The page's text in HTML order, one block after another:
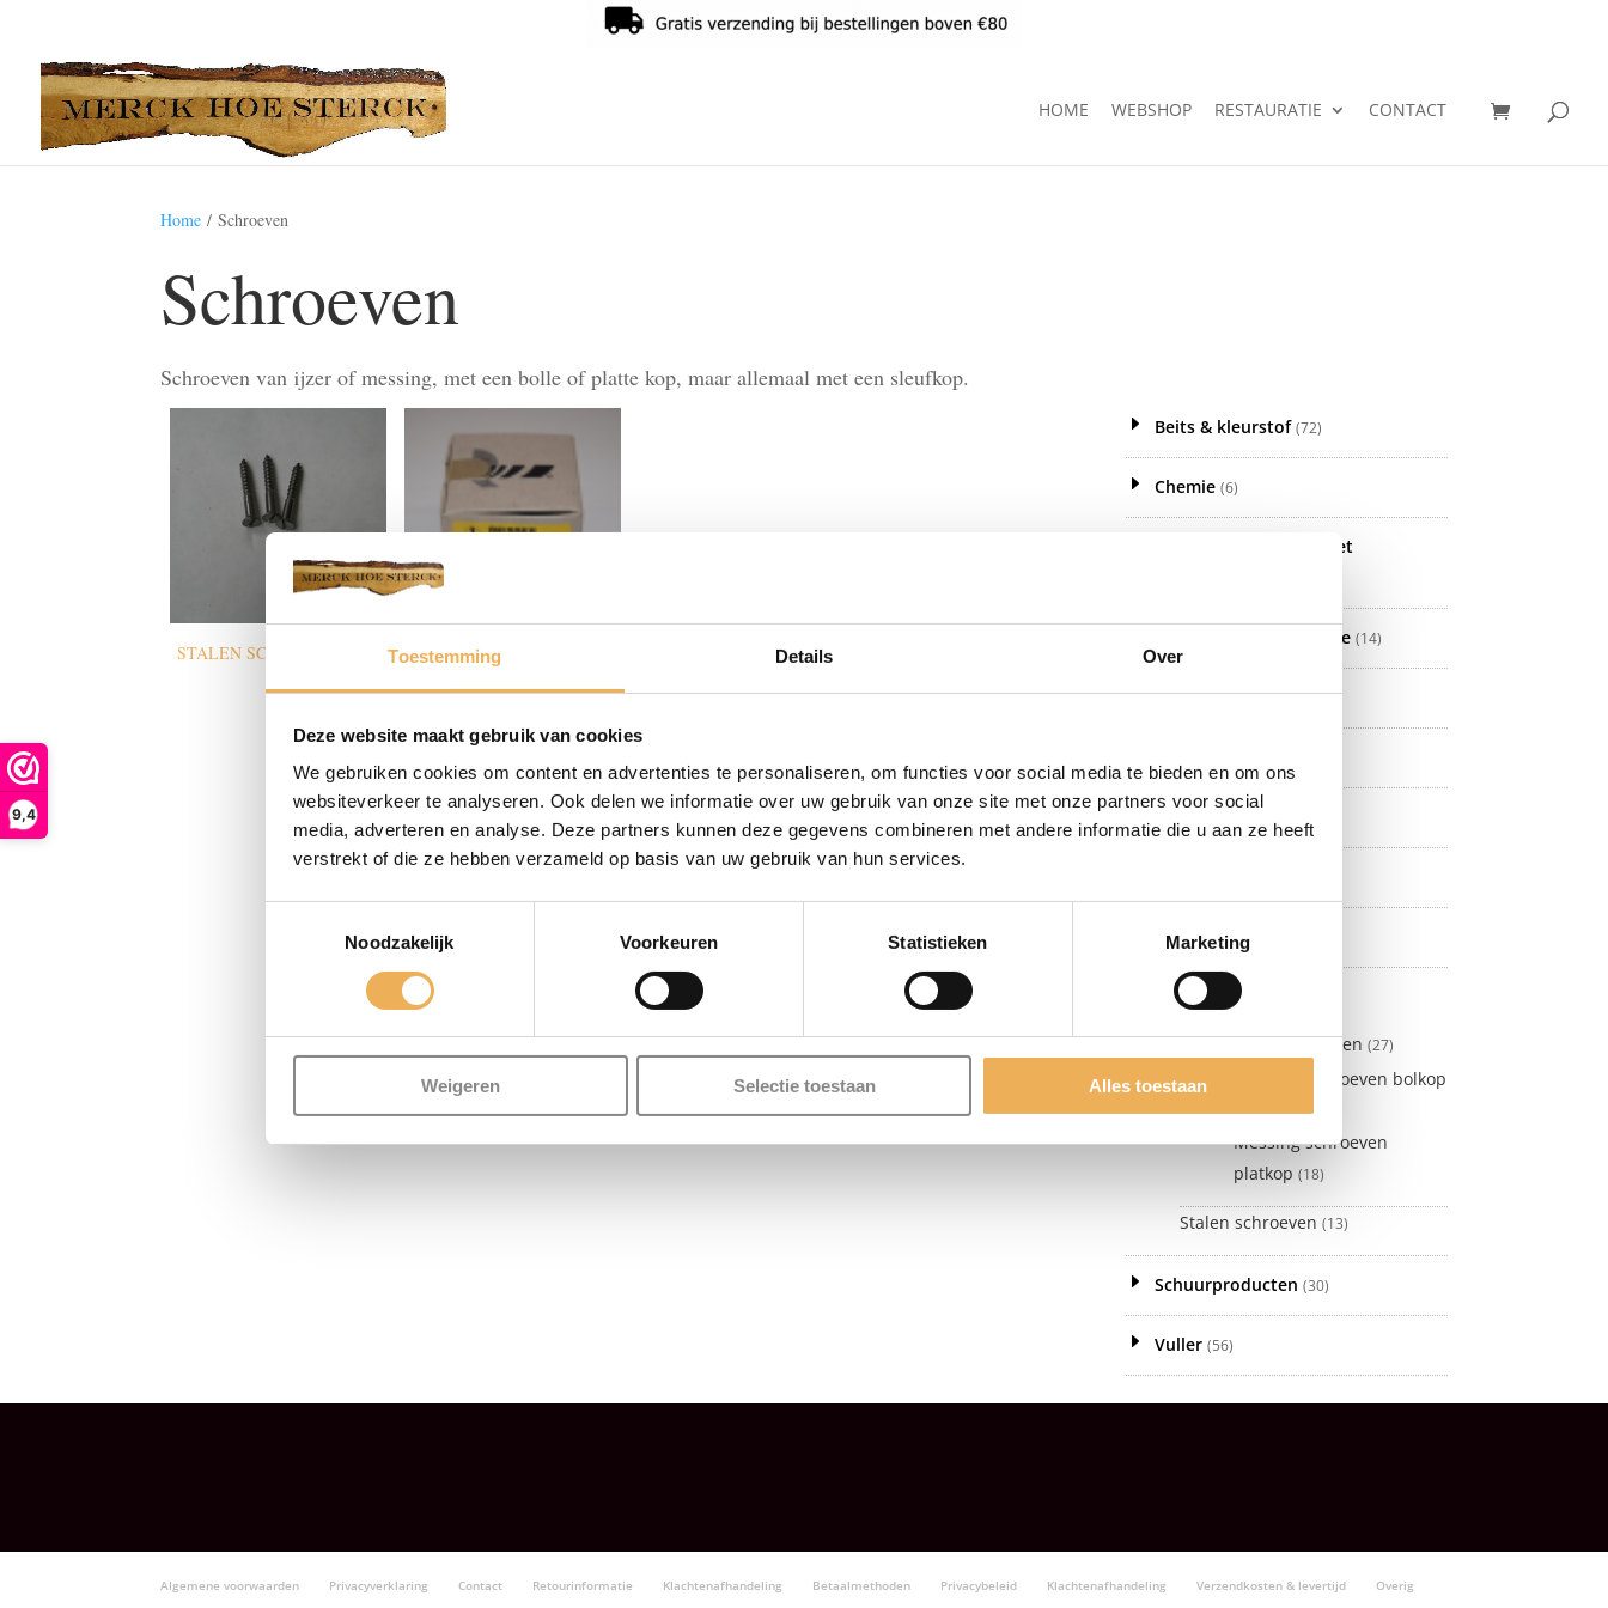
Toestemming Details Over
Deze website maakt gebruik van cookies
We gebruiken cookies om content en advertenties te personaliseren, om functies voor social media te bieden en om ons
websiteverkeer te analyseren. Ook delen we informatie over uw gebruik van onze site met onze partners voor social
media, adverteren en analyse. Deze partners kunnen deze gegevens combineren met andere informatie die u aan ze heeft
verstrekt of die ze hebben verzameld op basis van uw gebruik van hun services.
Noodzakelijk
Voorkeuren Statistieken Marketing
Weigeren Selectie toestaan Alles toestaan
9,4
HOME WEBSHOP RESTAURATIE CONTACT
Home / Schroeven
Schroeven
Schroeven van ijzer of messing, met een bolle of platte kop, maar allemaal met een sleufkop.
STALEN SCHROEVEN MESSING SCHROEVEN
Beits & kleurstof (72)
Chemie (6)
Fineer let op! wordt niet
Kantfineer en melamine (14)
Meubelbeslag (302)
Politoer (8)
Schroeven
Messing schroeven (27)
Messing schroeven bolkop
(9)
Messing schroeven
platkop (18)
Stalen schroeven (13)
Schuurproducten (30)
Vuller (56)
Algemene voorwaarden Privacyverklaring Contact Retourinformatie Klachtenafhandeling Betaalmethoden Privacybeleid Klachtenafhandeling Verzendkosten & levertijd Overig